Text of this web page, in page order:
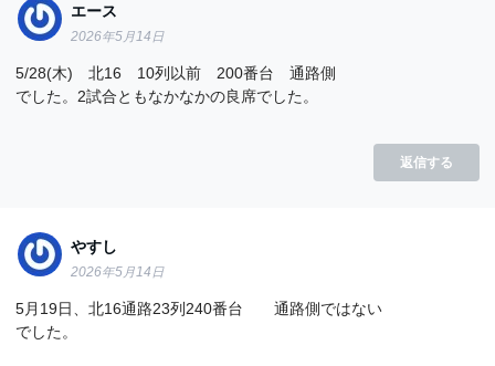
エース
2026年5月14日
5/28(木) 北16 10列以前 200番台 通路側
でした。2試合ともなかなかの良席でした。
返信する
やすし
2026年5月14日
5月19日、北16通路23列240番台 通路側ではない
でした。